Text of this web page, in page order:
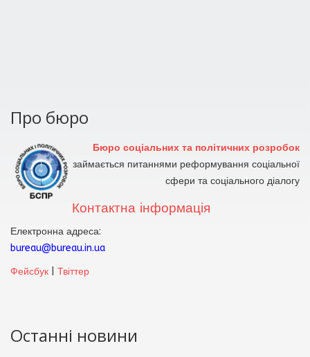
Про бюро
Бюро соціальних та політичних розробок
займається питаннями реформування соціальної
сфери та соціального діалогу
Контактна інформація
Електронна адреса:
bureau@bureau.in.ua
Фейсбук
Твіттер
Останні новини